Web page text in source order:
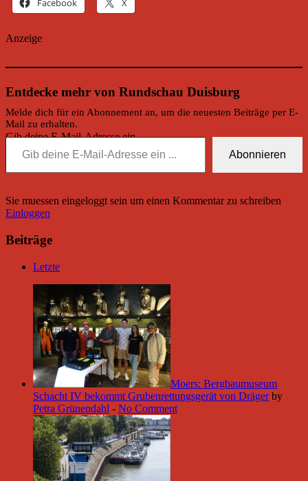
Facebook X
Anzeige
Entdecke mehr von Rundschau Duisburg
Melde dich für ein Abonnement an, um die neuesten Beiträge per E-
Mail zu erhalten.
Gib deine E-Mail-Adresse ein ...
Abonnieren
Sie muessen eingeloggt sein um einen Kommentar zu schreiben
Einloggen
Beiträge
Letzte
Moers: Bergbaumuseum
Schacht IV bekommt Grubenrettungsgerät von Dräger by
Petra Grünendahl - No Comment